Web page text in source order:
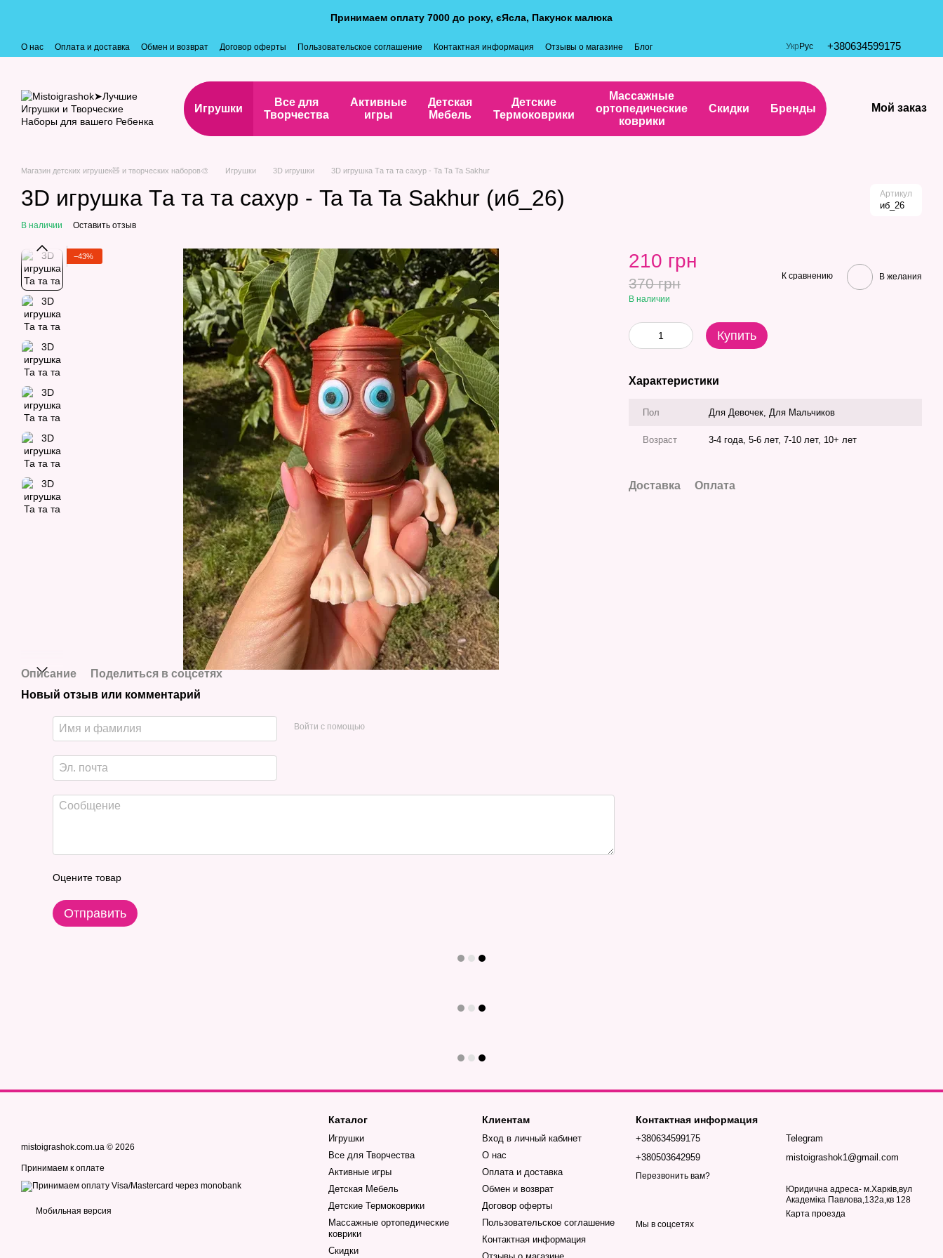
Принимаем оплату 7000 до року, єЯсла, Пакунок малюка
О нас Оплата и доставка Обмен и возврат Договор оферты Пользовательское соглашение Контактная информация Отзывы о магазине Блог УкрРус +380634599175
Игрушки
Все для
Творчества
Активные
игры
Детская
Мебель
Детские
Термоковрики
Массажные
ортопедические
коврики
Скидки Бренды Мой заказ
Магазин детских игрушек🧸 и творческих наборов🎨 Игрушки 3D игрушки 3D игрушка Та та та сахур - Ta Ta Ta Sakhur
3D игрушка Та та та сахур - Ta Ta Ta Sakhur (иб_26) Артикул
иб_26
В наличии Оставить отзыв
−43%
Описание
Поделиться в соцсетях
Новый отзыв или комментарий
Войти с помощью
Оцените товар
Отправить
210 грн
370 грн
В наличии
К сравнению В желания
Купить
Характеристики
Пол Для Девочек, Для Мальчиков
Возраст 3-4 года, 5-6 лет, 7-10 лет, 10+ лет
Доставка Оплата
mistoigrashok.com.ua © 2026
Принимаем к оплате
Мобильная версия
Каталог
Игрушки
Все для Творчества
Активные игры
Детская Мебель
Детские Термоковрики
Массажные ортопедические
коврики
Скидки
Клиентам
Вход в личный кабинет
О нас
Оплата и доставка
Обмен и возврат
Договор оферты
Пользовательское соглашение
Контактная информация
Контактная информация
+380634599175
+380503642959
Перезвонить вам?
Telegram
mistoigrashok1@gmail.com
Юридична адреса- м.Харків,вул
Академіка Павлова,132а,кв 128
Карта проезда
Мы в соцсетях